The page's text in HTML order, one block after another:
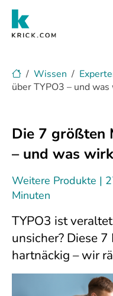
Wissen
über TYPO3 – und
Die 7 größten
– und was
Weitere Produkte
Minuten
TYPO3 ist
unsicher? Diese
hartnäckig – wir